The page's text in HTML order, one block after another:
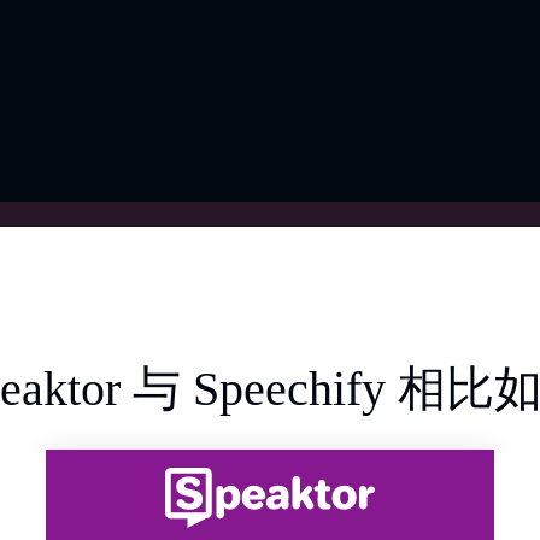
与 Speechify 相比